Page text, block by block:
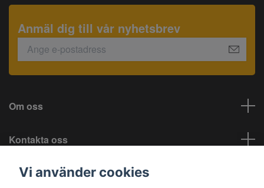
Anmäl dig till vår nyhetsbrev
Om oss
Kontakta oss
Information
Vi använder cookies